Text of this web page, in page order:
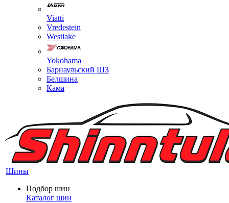
Viatti
Vredestein
Westlake
Yokohama
Барнаульский ШЗ
Белшина
Кама
Шины
Подбор шин
Каталог шин